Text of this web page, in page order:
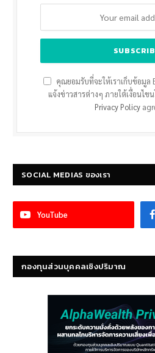
คุณยอมรับที่จะให้เราเก็บข้อมูล
แจ้งข่าวสารต่างๆ ภายใต้เงื่อนไข
Privacy Policy
SOCIAL MEDIAS ของเรา
YouTube
กองทุนส่วนบุคคลเชิงปริมาณ